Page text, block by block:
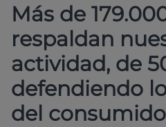
Más de
respaldan
actividad, de
defendiendo
del